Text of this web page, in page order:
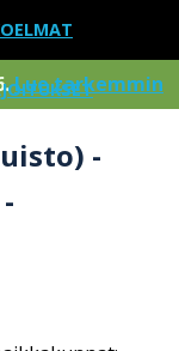
Lue tarkemmin
-